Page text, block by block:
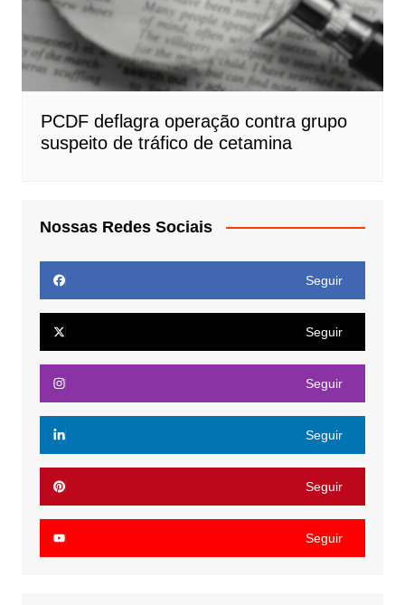
PCDF deflagra operação contra grupo
suspeito de tráfico de cetamina
Nossas Redes Sociais
Seguir
Seguir
Seguir
Seguir
Seguir
Seguir